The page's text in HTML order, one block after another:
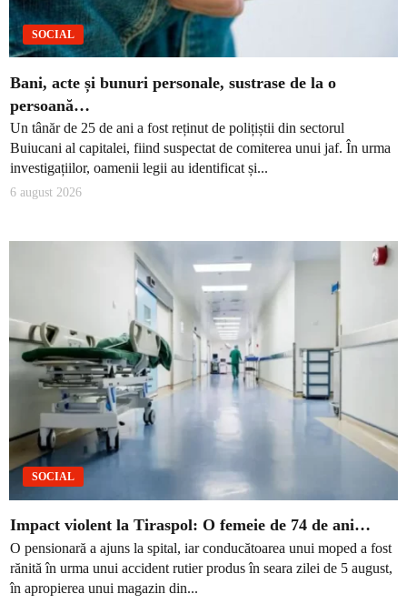
SOCIAL
Bani, acte și bunuri personale, sustrase de la o
persoană…
Un tânăr de 25 de ani a fost reținut de polițiștii din sectorul
Buiucani al capitalei, fiind suspectat de comiterea unui jaf. În urma
investigațiilor, oamenii legii au identificat și...
6 august 2026
SOCIAL
Impact violent la Tiraspol: O femeie de 74 de ani…
O pensionară a ajuns la spital, iar conducătoarea unui moped a fost
rănită în urma unui accident rutier produs în seara zilei de 5 august,
în apropierea unui magazin din...